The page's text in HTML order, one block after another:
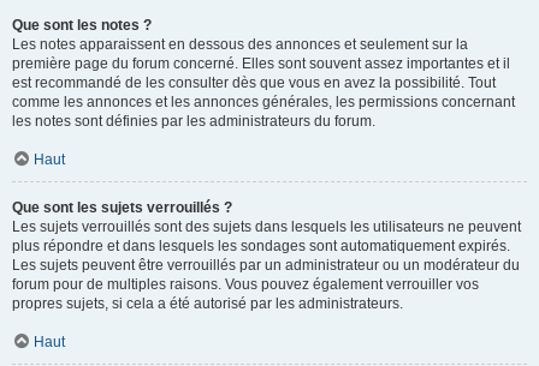
Que sont les notes ?
Les notes apparaissent en dessous des annonces et seulement sur la
première page du forum concerné. Elles sont souvent assez importantes et il
est recommandé de les consulter dès que vous en avez la possibilité. Tout
comme les annonces et les annonces générales, les permissions concernant
les notes sont définies par les administrateurs du forum.
Haut
Que sont les sujets verrouillés ?
Les sujets verrouillés sont des sujets dans lesquels les utilisateurs ne peuvent
plus répondre et dans lesquels les sondages sont automatiquement expirés.
Les sujets peuvent être verrouillés par un administrateur ou un modérateur du
forum pour de multiples raisons. Vous pouvez également verrouiller vos
propres sujets, si cela a été autorisé par les administrateurs.
Haut